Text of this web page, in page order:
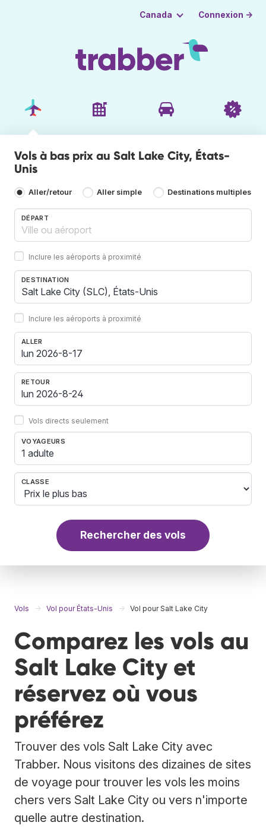
Canada Connexion →
Vols à bas prix au Salt Lake City, États-
Unis
Aller/retour Aller simple Destinations multiples
DÉPART
Inclure les aéroports à proximité
DESTINATION
Inclure les aéroports à proximité
ALLER
RETOUR
Vols directs seulement
VOYAGEURS
1 adulte
CLASSE
Rechercher des vols
Vols Vol pour États-Unis Vol pour Salt Lake City
Comparez les vols au
Salt Lake City et
réservez où vous
préférez
Trouver des vols Salt Lake City avec
Trabber. Nous visitons des dizaines de sites
de voyage pour trouver les vols les moins
chers vers Salt Lake City ou vers n'importe
quelle autre destination.